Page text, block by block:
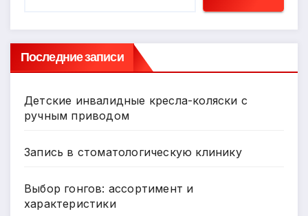
Последние записи
Детские инвалидные кресла-коляски с
ручным приводом
Запись в стоматологическую клинику
Выбор гонгов: ассортимент и
характеристики